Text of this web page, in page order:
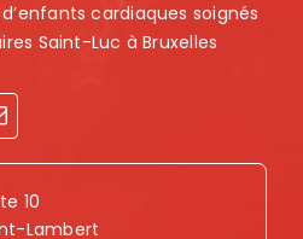
cardiaques soignés
Saint-Luc à Bruxelles
10
Lambert